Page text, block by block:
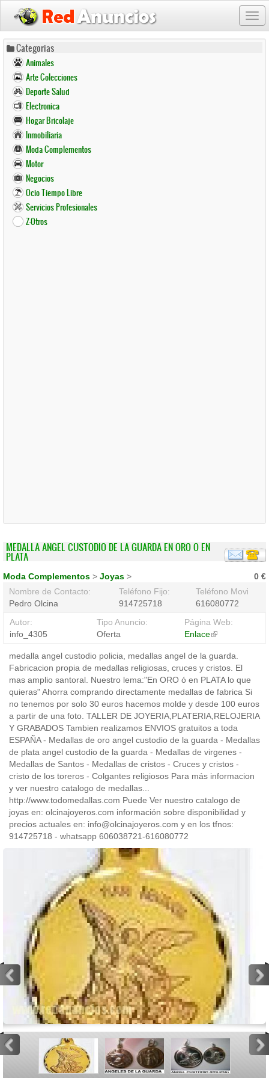
Pasar
contenido
principal
Categorias
Animales
Arte Colecciones
Deporte Salud
Electronica
Hogar Bricolaje
Inmobiliaria
Moda Complementos
Motor
Negocios
Ocio Tiempo Libre
Servicios Profesionales
Z-Otros
MEDALLA ANGEL CUSTODIO DE LA GUARDA EN ORO O EN
PLATA
0 €
Moda Complementos > Joyas >
Nombre de Contacto:
Pedro Olcina
Teléfono Fijo:
914725718
Teléfono Movil:
616080772
Autor:
info_4305
Tipo Anuncio:
Oferta
Página Web:
Enlace(link
external)
medalla angel custodio policia, medallas angel de la guarda.
Fabricacion propia de medallas religiosas, cruces y cristos. El
mas amplio santoral. Nuestro lema:"En ORO ó en PLATA lo que
quieras" Ahorra comprando directamente medallas de fabrica Si
no tenemos por solo 30 euros hacemos molde y desde 100 euros
a partir de una foto. TALLER DE JOYERIA,PLATERIA,RELOJERIA
Y GRABADOS Tambien realizamos ENVIOS gratuitos a toda
ESPAÑA - Medallas de oro angel custodio de la guarda - Medallas
de plata angel custodio de la guarda - Medallas de virgenes -
Medallas de Santos - Medallas de cristos - Cruces y cristos -
cristo de los toreros - Colgantes religiosos Para más informacion
y ver nuestro catalogo de medallas...
http://www.todomedallas.com Puede Ver nuestro catalogo de
joyas en: olcinajoyeros.com información sobre disponibilidad y
precios actuales en: info@olcinajoyeros.com y en los tfnos:
914725718 - whatsapp 606038721-616080772